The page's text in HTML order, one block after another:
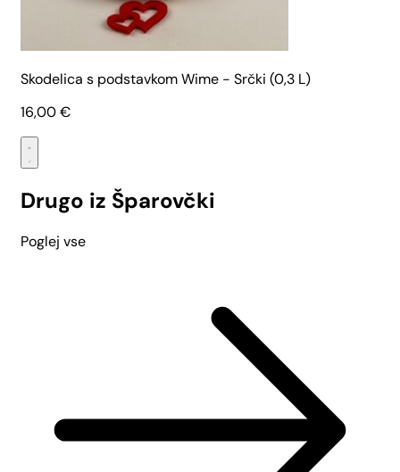
Skodelica s podstavkom Wime - Srčki (0,3 L)
16,00€
Drugo iz Šparovčki
Poglej vse